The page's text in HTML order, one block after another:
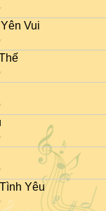
Vui
Yêu